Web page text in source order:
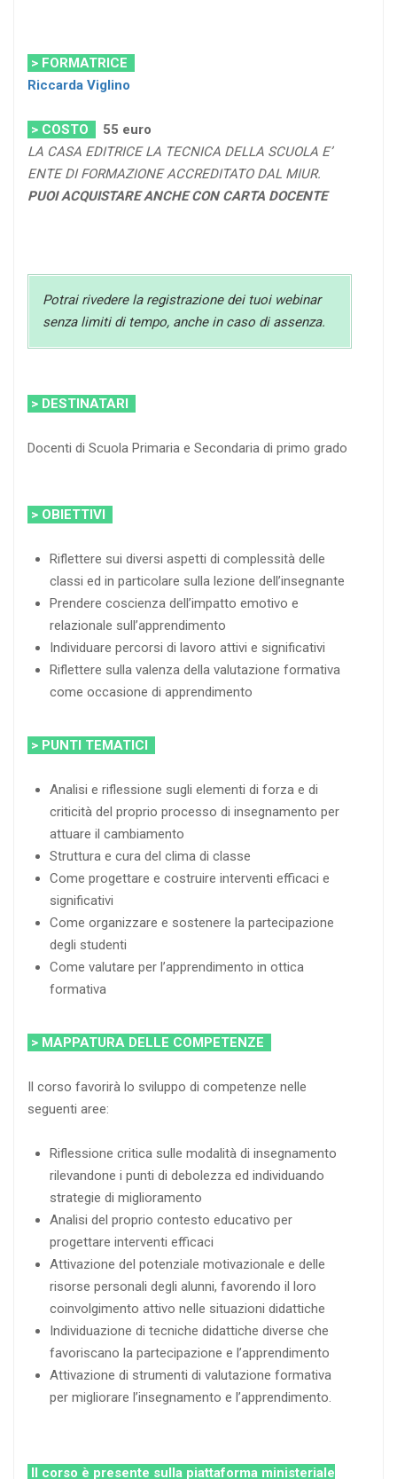
> FORMATRICE
Riccarda Viglino
> COSTO 55 euro
LA CASA EDITRICE LA TECNICA DELLA SCUOLA E’
ENTE DI FORMAZIONE ACCREDITATO DAL MIUR.
PUOI ACQUISTARE ANCHE CON CARTA DOCENTE
Potrai rivedere la registrazione dei tuoi webinar
senza limiti di tempo, anche in caso di assenza.
> DESTINATARI
Docenti di Scuola Primaria e Secondaria di primo grado
> OBIETTIVI
Riflettere sui diversi aspetti di complessità delle
classi ed in particolare sulla lezione dell’insegnante
Prendere coscienza dell’impatto emotivo e
relazionale sull’apprendimento
Individuare percorsi di lavoro attivi e significativi
Riflettere sulla valenza della valutazione formativa
come occasione di apprendimento
> PUNTI TEMATICI
Analisi e riflessione sugli elementi di forza e di
criticità del proprio processo di insegnamento per
attuare il cambiamento
Struttura e cura del clima di classe
Come progettare e costruire interventi efficaci e
significativi
Come organizzare e sostenere la partecipazione
degli studenti
Come valutare per l’apprendimento in ottica
formativa
> MAPPATURA DELLE COMPETENZE
Il corso favorirà lo sviluppo di competenze nelle
seguenti aree:
Riflessione critica sulle modalità di insegnamento
rilevandone i punti di debolezza ed individuando
strategie di miglioramento
Analisi del proprio contesto educativo per
progettare interventi efficaci
Attivazione del potenziale motivazionale e delle
risorse personali degli alunni, favorendo il loro
coinvolgimento attivo nelle situazioni didattiche
Individuazione di tecniche didattiche diverse che
favoriscano la partecipazione e l’apprendimento
Attivazione di strumenti di valutazione formativa
per migliorare l’insegnamento e l’apprendimento.
Il corso è presente sulla piattaforma ministeriale